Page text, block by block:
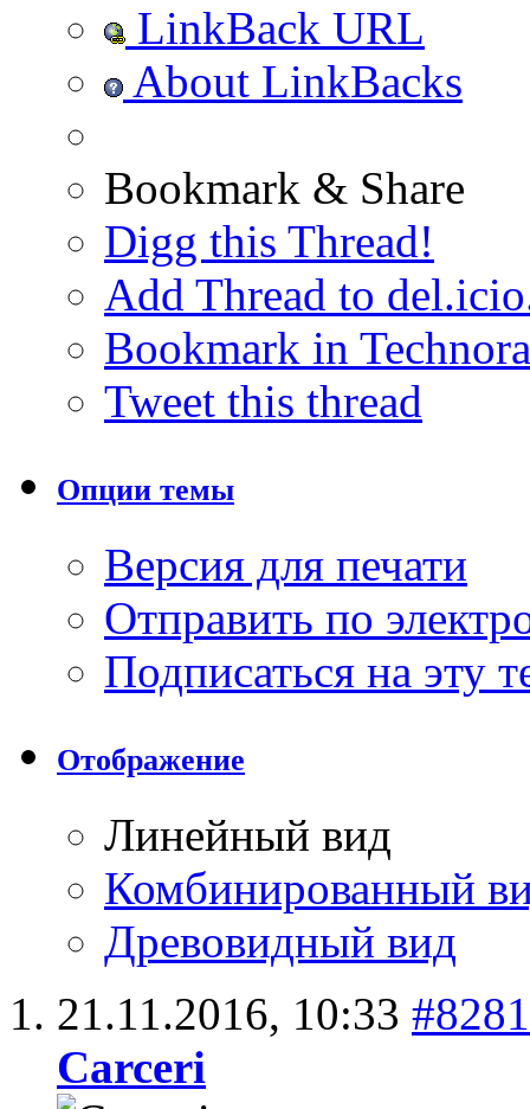
LinkBack URL
About LinkBacks
Bookmark & Share
Digg this Thread!
Add Thread to
Bookmark in
Tweet this thread
Опции темы
Версия для печати
Отправить по
Подписаться на эту
Отображение
Линейный вид
Комбинированный
Древовидный вид
21.11.2016, 10:33 #8281
Carceri